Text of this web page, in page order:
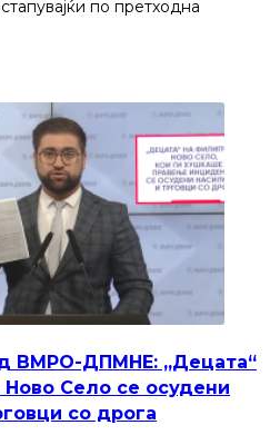
по претходна
ВМРО-ДПМНЕ: „Децата“
Село се осудени
со дрога